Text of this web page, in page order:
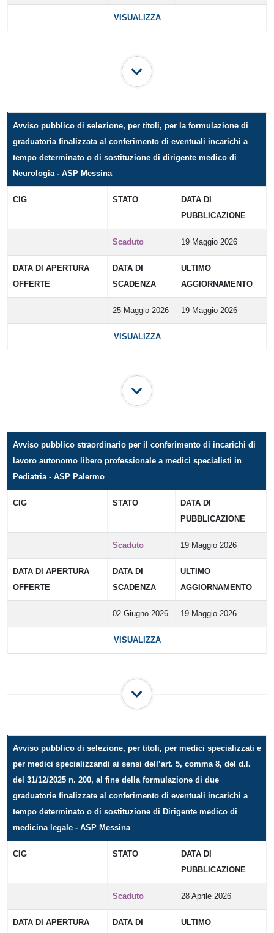
VISUALIZZA
Avviso pubblico di selezione, per titoli, per la formulazione di
graduatoria finalizzata al conferimento di eventuali incarichi a
tempo determinato o di sostituzione di dirigente medico di
Neurologia - ASP Messina
CIG STATO
DATA DI
PUBBLICAZIONE
Scaduto 19 Maggio 2026
DATA DI APERTURA
OFFERTE
DATA DI
SCADENZA
ULTIMO
AGGIORNAMENTO
25 Maggio 2026 19 Maggio 2026
VISUALIZZA
Avviso pubblico straordinario per il conferimento di incarichi di
lavoro autonomo libero professionale a medici specialisti in
Pediatria - ASP Palermo
CIG STATO
DATA DI
PUBBLICAZIONE
Scaduto 19 Maggio 2026
DATA DI APERTURA
OFFERTE
DATA DI
SCADENZA
ULTIMO
AGGIORNAMENTO
02 Giugno 2026 19 Maggio 2026
VISUALIZZA
Avviso pubblico di selezione, per titoli, per medici specializzati e
per medici specializzandi ai sensi dell’art. 5, comma 8, del d.l.
del 31/12/2025 n. 200, al fine della formulazione di due
graduatorie finalizzate al conferimento di eventuali incarichi a
tempo determinato o di sostituzione di Dirigente medico di
medicina legale - ASP Messina
CIG STATO
DATA DI
PUBBLICAZIONE
Scaduto 28 Aprile 2026
DATA DI APERTURA
DATA DI
ULTIMO